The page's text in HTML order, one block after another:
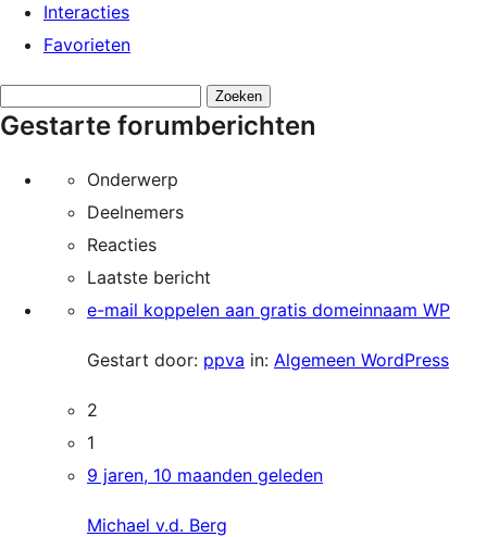
Interacties
Favorieten
zoeken:
Gestarte forumberichten
Onderwerp
Deelnemers
Reacties
Laatste bericht
e-mail koppelen aan gratis domeinnaam WP
Gestart door: ppva in: Algemeen WordPress
2
1
9 jaren, 10 maanden geleden
Michael v.d. Berg